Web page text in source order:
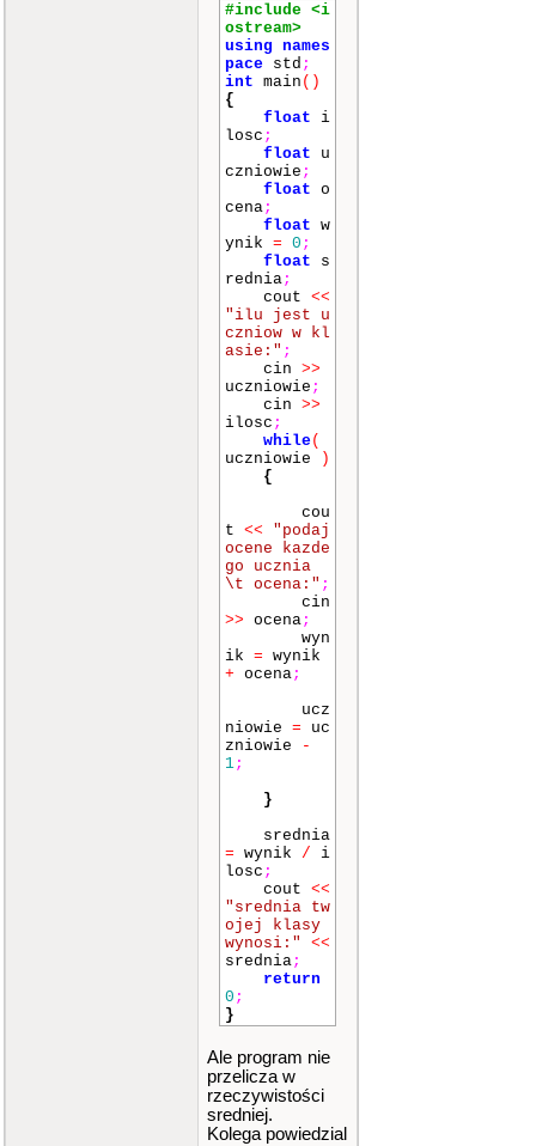
#include <i
ostream>
using names
pace std ;
int main ()
{
float i
losc ;
float u
czniowie ;
float o
cena;
float w
ynik = 0 ;
float s
rednia;
cout <<
"ilu jest u
czniow w kl
asie:" ;
cin >>
uczniowie ;
cin >>
ilosc ;
while(
uczniowie
)
{
cou
t <<
"podaj
ocene kazde
go ucznia
\t ocena:" ;
cin
>> ocena;
wyn
ik = wynik
+ ocena;
ucz
niowie = uc
zniowie
-
1;
}
srednia
= wynik / i
losc ;
cout <<
"srednia tw
ojej klasy
wynosi:"
<<
srednia;
return
0 ;
}
Ale program nie
przelicza w
rzeczywistości
sredniej.
Kolega powiedzial